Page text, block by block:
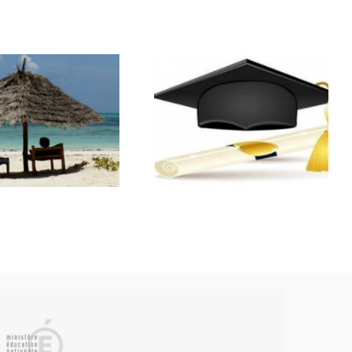
Résultats du
Bac
Bourses
scolaires